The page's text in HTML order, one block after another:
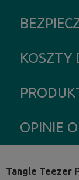
KOSZTY
CENA NIE
OPINIE
Tangle Teezer